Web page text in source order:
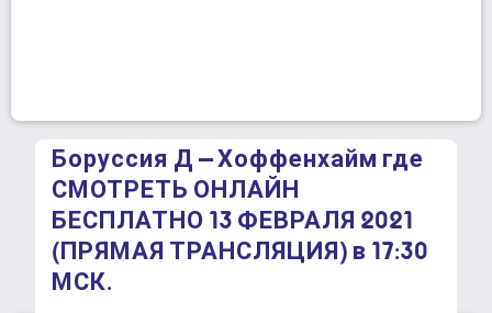
Боруссия Д – Хоффенхайм где
СМОТРЕТЬ ОНЛАЙН
БЕСПЛАТНО 13 ФЕВРАЛЯ 2021
(ПРЯМАЯ ТРАНСЛЯЦИЯ) в 17:30
МСК.